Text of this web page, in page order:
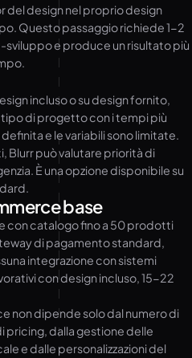
del design nel proprio design
Questo passaggio richiede 1-2
sviluppo e produce un risultato più
incluso o su design fornito,
di progetto con i tempi più
e le variabili sono limitate.
Blurr può valutare priorità di
È una opzione disponibile su
base
con catalogo fino a 50 prodotti
di pagamento standard,
integrazione con sistemi
con design incluso, 15-22
non dipende solo dal numero di
dalla gestione delle
e dalle personalizzazioni del